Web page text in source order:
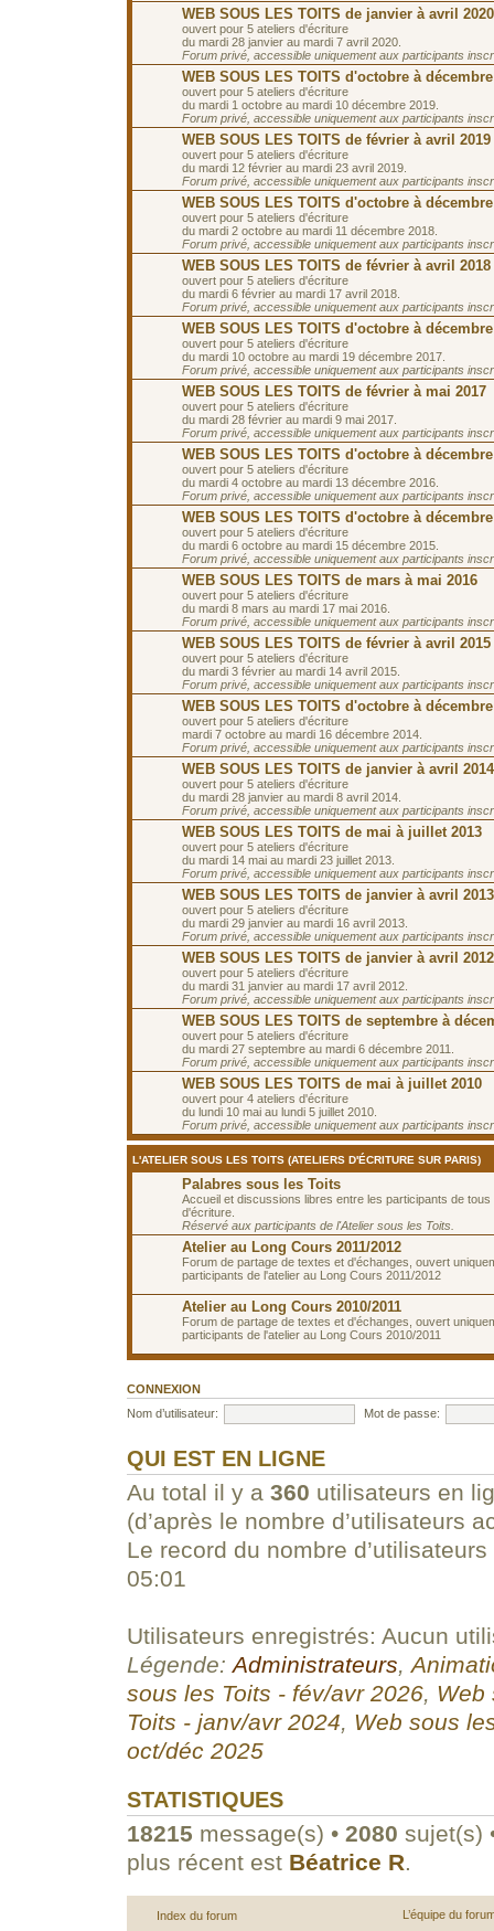
WEB SOUS LES TOITS de janvier à avril 2020
ouvert pour 5 ateliers d'écriture
du mardi 28 janvier au mardi 7 avril 2020.
Forum privé, accessible uniquement aux participants
WEB SOUS LES TOITS d'octobre à décembre
ouvert pour 5 ateliers d'écriture
du mardi 1 octobre au mardi 10 décembre 2019.
Forum privé, accessible uniquement aux participants
WEB SOUS LES TOITS de février à avril 2019
ouvert pour 5 ateliers d'écriture
du mardi 12 février au mardi 23 avril 2019.
Forum privé, accessible uniquement aux participants
WEB SOUS LES TOITS d'octobre à décembre
ouvert pour 5 ateliers d'écriture
du mardi 2 octobre au mardi 11 décembre 2018.
Forum privé, accessible uniquement aux participants
WEB SOUS LES TOITS de février à avril 2018
ouvert pour 5 ateliers d'écriture
du mardi 6 février au mardi 17 avril 2018.
Forum privé, accessible uniquement aux participants
WEB SOUS LES TOITS d'octobre à décembre
ouvert pour 5 ateliers d'écriture
du mardi 10 octobre au mardi 19 décembre 2017.
Forum privé, accessible uniquement aux participants
WEB SOUS LES TOITS de février à mai 2017
ouvert pour 5 ateliers d'écriture
du mardi 28 février au mardi 9 mai 2017.
Forum privé, accessible uniquement aux participants
WEB SOUS LES TOITS d'octobre à décembre
ouvert pour 5 ateliers d'écriture
du mardi 4 octobre au mardi 13 décembre 2016.
Forum privé, accessible uniquement aux participants
WEB SOUS LES TOITS d'octobre à décembre
ouvert pour 5 ateliers d'écriture
du mardi 6 octobre au mardi 15 décembre 2015.
Forum privé, accessible uniquement aux participants
WEB SOUS LES TOITS de mars à mai 2016
ouvert pour 5 ateliers d'écriture
du mardi 8 mars au mardi 17 mai 2016.
Forum privé, accessible uniquement aux participants
WEB SOUS LES TOITS de février à avril 2015
ouvert pour 5 ateliers d'écriture
du mardi 3 février au mardi 14 avril 2015.
Forum privé, accessible uniquement aux participants
WEB SOUS LES TOITS d'octobre à décembre
ouvert pour 5 ateliers d'écriture
mardi 7 octobre au mardi 16 décembre 2014.
Forum privé, accessible uniquement aux participants
WEB SOUS LES TOITS de janvier à avril 2014
ouvert pour 5 ateliers d'écriture
du mardi 28 janvier au mardi 8 avril 2014.
Forum privé, accessible uniquement aux participants
WEB SOUS LES TOITS de mai à juillet 2013
ouvert pour 5 ateliers d'écriture
du mardi 14 mai au mardi 23 juillet 2013.
Forum privé, accessible uniquement aux participants
WEB SOUS LES TOITS de janvier à avril 2013
ouvert pour 5 ateliers d'écriture
du mardi 29 janvier au mardi 16 avril 2013.
Forum privé, accessible uniquement aux participants
WEB SOUS LES TOITS de janvier à avril 2012
ouvert pour 5 ateliers d'écriture
du mardi 31 janvier au mardi 17 avril 2012.
Forum privé, accessible uniquement aux participants
WEB SOUS LES TOITS de septembre à
ouvert pour 5 ateliers d'écriture
du mardi 27 septembre au mardi 6 décembre 2011.
Forum privé, accessible uniquement aux participants
WEB SOUS LES TOITS de mai à juillet 2010
ouvert pour 4 ateliers d'écriture
du lundi 10 mai au lundi 5 juillet 2010.
Forum privé, accessible uniquement aux participants
L'ATELIER SOUS LES TOITS (ATELIERS D'ÉCRITURE SUR PARIS)
Palabres sous les Toits
Accueil et discussions libres entre les participants de tous
d'écriture.
Réservé aux participants de l'Atelier sous les Toits.
Atelier au Long Cours 2011/2012
Forum de partage de textes et d'échanges, ouvert
participants de l'atelier au Long Cours 2011/2012
Atelier au Long Cours 2010/2011
Forum de partage de textes et d'échanges, ouvert
participants de l'atelier au Long Cours 2010/2011
CONNEXION
Nom d’utilisateur:
Mot de passe:
QUI EST EN LIGNE
Au total il y a 360 utilisateurs en
(d’après le nombre d’utilisateurs
Le record du nombre
05:01
Utilisateurs enregistrés: Aucun
Légende:Administrateurs,
sous les Toits - fév/avr 2026, Web
Toits - janv/avr 2024, Web sous
oct/déc 2025
STATISTIQUES
18215 message(s) • 2080 sujet(s)
plus récent est Béatrice R.
Index du forum L’équipe du